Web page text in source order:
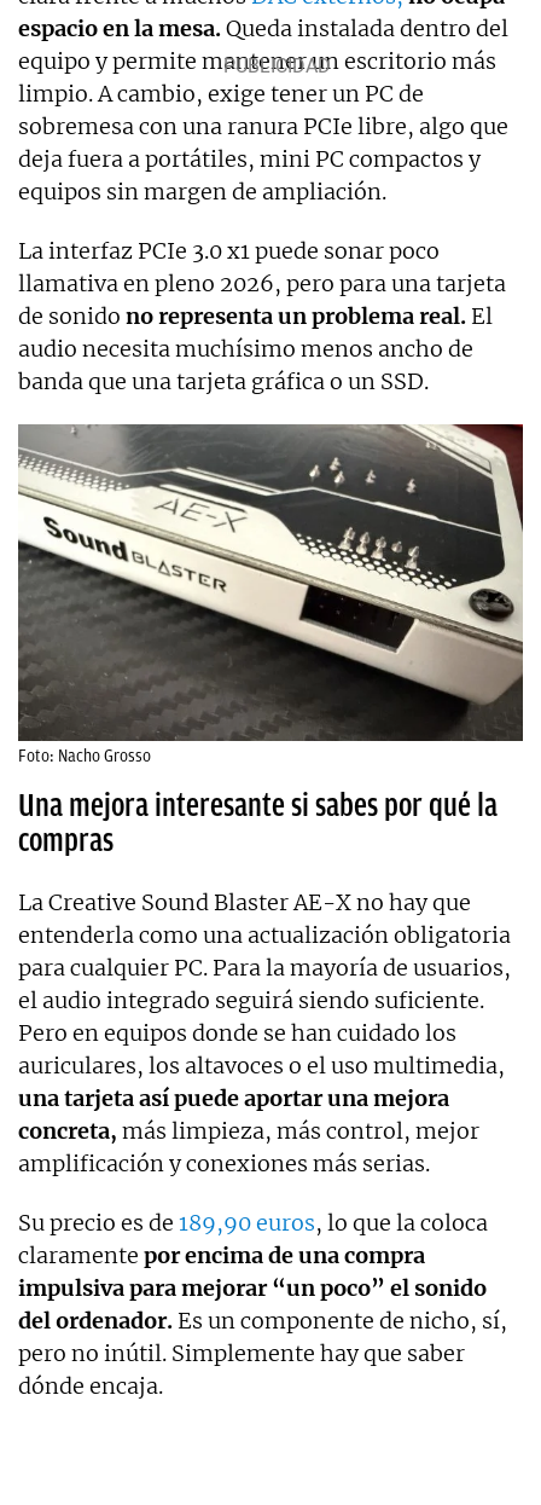
espacio en la mesa.Queda instalada dentro del
equipo y permite mantener un escritorio más
limpio. A cambio, exige tener un PC de
sobremesa con una ranura PCIe libre, algo que
deja fuera a portátiles, mini PC compactos y
equipos sin margen de ampliación.
La interfaz PCIe 3.0 x1 puede sonar poco
llamativa en pleno 2026, pero para una tarjeta
de sonido no representa un problema real. El
audio necesita muchísimo menos ancho de
banda que una tarjeta gráfica o un SSD.
Foto: Nacho Grosso
Una mejora interesante si sabes por qué la
compras
La Creative Sound Blaster AE-X no hay que
entenderla como una actualización obligatoria
para cualquier PC. Para la mayoría de usuarios,
el audio integrado seguirá siendo suficiente.
Pero en equipos donde se han cuidado los
auriculares, los altavoces o el uso multimedia,
una tarjeta así puede aportar una mejora
concreta, más limpieza, más control, mejor
amplificación y conexiones más serias.
Su precio es de 189,90 euros, lo que la coloca
claramente por encima de una compra
impulsiva para mejorar “un poco” el sonido
del ordenador. Es un componente de nicho, sí,
pero no inútil. Simplemente hay que saber
dónde encaja.